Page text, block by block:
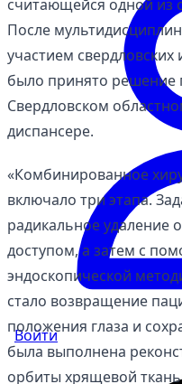
Войти
считающейся одной из
После
участием свердловских
было принято решение
Свердловском
диспансере.
«Комбинированное
включало три этапа.
радикальное удаление
доступом, а затем с
эндоскопической
стало возвращение
положения глаза и
была выполнена
орбиты хрящевой